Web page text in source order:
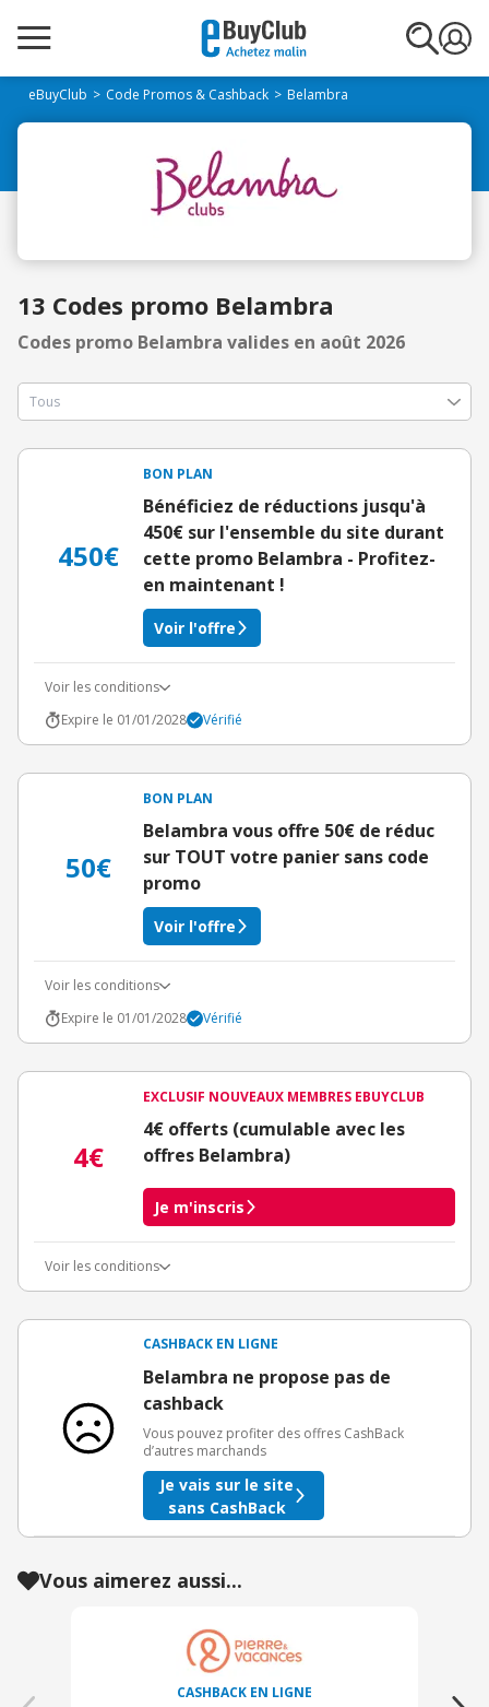
eBuyClub Code Promos & Cashback Belambra
13 Codes promo Belambra
Codes promo Belambra valides en août 2026
450€
BON PLAN
Bénéficiez de réductions jusqu'à
450€ sur l'ensemble du site durant
cette promo Belambra - Profitez-
en maintenant !
Voir l'offre
Voir les conditions
Expire le 01/01/2028
Vérifié
50€
BON PLAN
Belambra vous offre 50€ de réduc
sur TOUT votre panier sans code
promo
Voir l'offre
Voir les conditions
Expire le 01/01/2028
Vérifié
4€
EXCLUSIF NOUVEAUX MEMBRES EBUYCLUB
4€ offerts (cumulable avec les
offres Belambra)
Je m'inscris
Voir les conditions
3€ de bienvenue crédités immédiatement + 1€ supplémentaire
Offre réservée à une toute première inscription chez eBuyClub.
CASHBACK EN LIGNE
Belambra ne propose pas de
cashback
Vous pouvez profiter des offres CashBack
d’autres marchands
Je vais sur le site
sans CashBack
Vous aimerez aussi...
CASHBACK EN LIGNE